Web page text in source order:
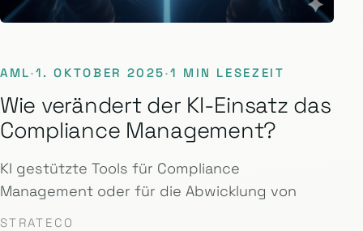
AML·1. OKTOBER 2025·1 MIN LESEZEIT
Wie verändert der KI-Einsatz das
Compliance Management?
KI gestützte Tools für Compliance
Management oder für die Abwicklung von
STRATECO